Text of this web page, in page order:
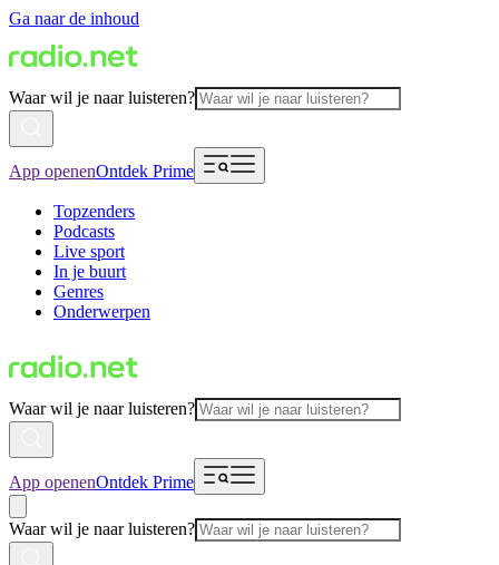
Ga naar de inhoud
Waar wil je naar luisteren?
App openenOntdek Prime
Topzenders
Podcasts
Live sport
In je buurt
Genres
Onderwerpen
Waar wil je naar luisteren?
App openenOntdek Prime
Waar wil je naar luisteren?